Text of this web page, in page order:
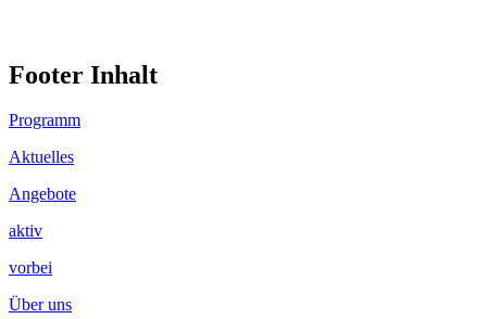
Footer Inhalt
Programm
Aktuelles
Angebote
aktiv
vorbei
Über uns